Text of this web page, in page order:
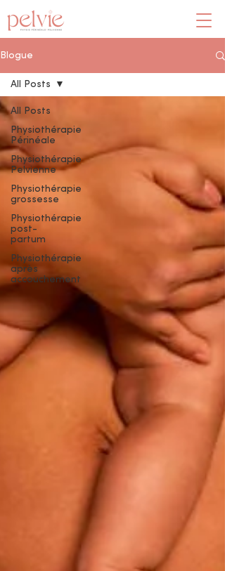
Blogue
All Posts
Physiothérapie
Périnéale
Physiothérapie
Pelvienne
Physiothérapie
grossesse
Physiothérapie
post-
partum
Physiothérapie
après
accouchement
All Posts